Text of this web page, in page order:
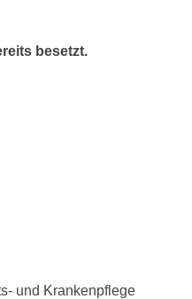
besetzt.
und Krankenpflege